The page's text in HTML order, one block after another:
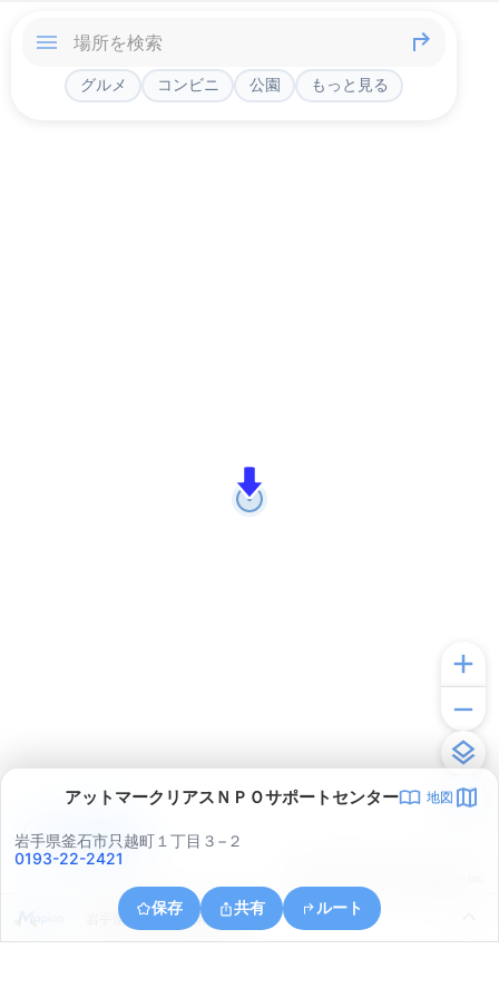
グルメ コンビニ 公園 もっと見る
アットマークリアスＮＰＯサポートセンター 地図
岩手県釜石市只越町１丁目３−２
0193-22-2421
保存 共有 ルート
岩手県釜石市釜石第１地割
アプリで見る